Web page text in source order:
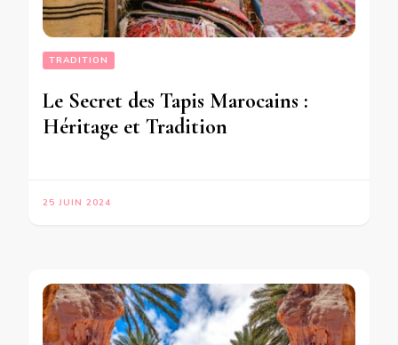
TRADITION
Le Secret des Tapis Marocains :
Héritage et Tradition
25 JUIN 2024